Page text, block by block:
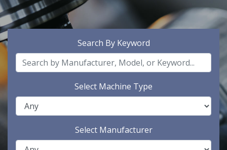
Search By Keyword
Select Machine Type
Select Manufacturer